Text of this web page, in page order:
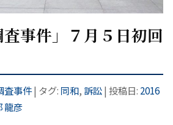
査事件」７月５日初回
査事件| タグ: 同和, 訴訟| 投稿日: 2016
龍彦